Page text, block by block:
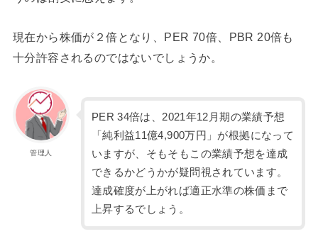
現在から株価が２倍となり、PER 70倍、PBR 20倍も
十分許容されるのではないでしょうか。
管理人
PER 34倍は、2021年12月期の業績予想
「純利益11億4,900万円」が根拠になって
いますが、そもそもこの業績予想を達成
できるかどうかが疑問視されています。
達成確度が上がれば適正水準の株価まで
上昇するでしょう。